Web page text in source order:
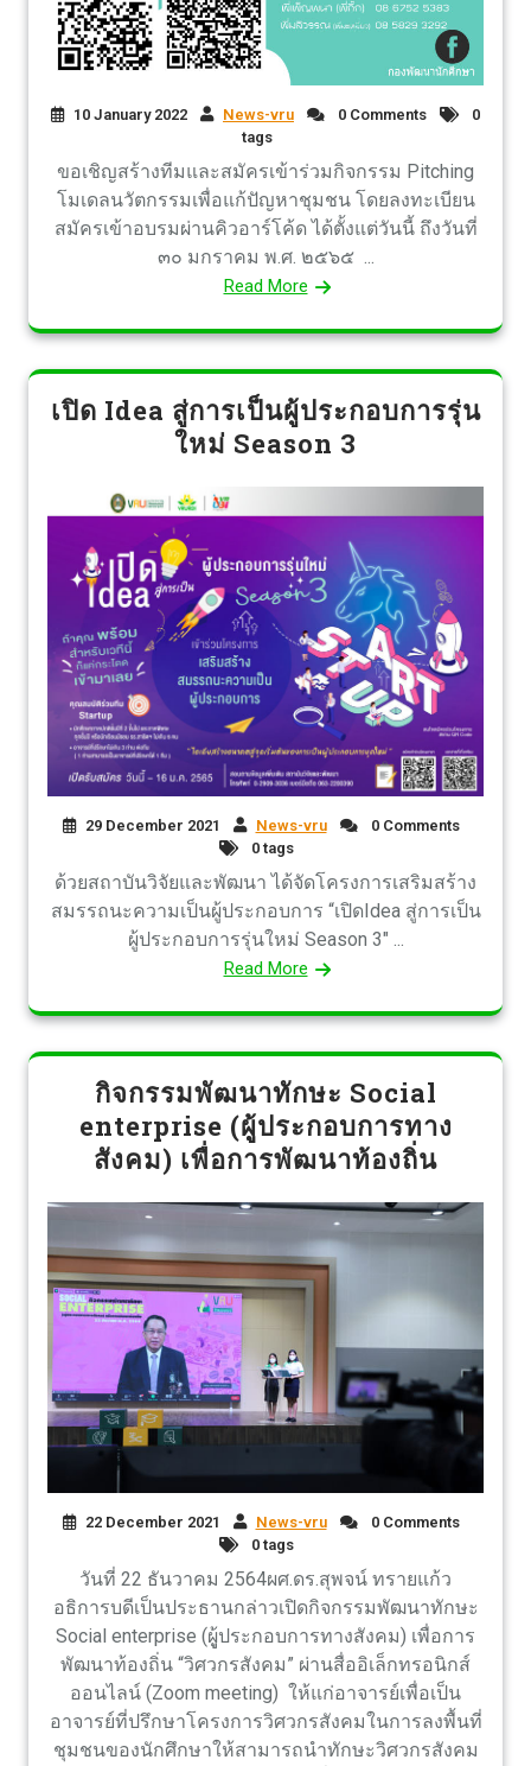
10 January 2022 News-vru 0 Comments
0
tags
ขอเชิญสร้างทีมและสมัครเข้าร่วมกิจกรรม Pitching
โมเดลนวัตกรรมเพื่อแก้ปัญหาชุมชน โดยลงทะเบียน
สมัครเข้าอบรมผ่านคิวอาร์โค้ด ได้ตั้งแต่วันนี้ ถึงวันที่
๓๐ มกราคม พ.ศ. ๒๕๖๕ ...
Read More
เปิด Idea สู่การเป็นผู้ประกอบการรุ่น
ใหม่ Season 3
29 December 2021 News-vru
0 Comments
0 tags
ด้วยสถาบันวิจัยและพัฒนา ได้จัดโครงการเสริมสร้าง
สมรรถนะความเป็นผู้ประกอบการ “เปิดIdea สู่การเป็น
ผู้ประกอบการรุ่นใหม่ Season 3″ ...
Read More
กิจกรรมพัฒนาทักษะ Social
enterprise (ผูู้ประกอบการทาง
สังคม) เพื่อการพัฒนาท้องถิ่น
22 December 2021 News-vru
0 Comments
0 tags
วันที่ 22 ธันวาคม 2564ผศ.ดร.สุพจน์ ทรายแก้ว
อธิการบดีเป็นประธานกล่าวเปิดกิจกรรมพัฒนาทักษะ
Social enterprise (ผูู้ประกอบการทางสังคม) เพื่อการ
พัฒนาท้องถิ่น “วิศวกรสังคม” ผ่านสื่ออิเล็กทรอนิกส์
ออนไลน์ (Zoom meeting) ให้แก่อาจารย์เพื่อเป็น
อาจารย์ที่ปรึกษาโครงการวิศวกรสังคมในการลงพื้นที่
ชุมชนของนักศึกษาให้สามารถนำทักษะวิศวกรสังคม